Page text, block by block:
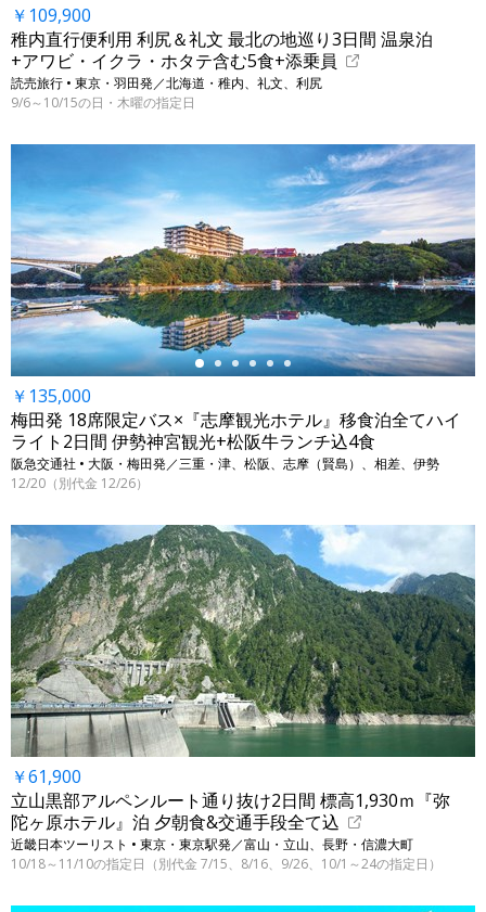
￥109,900
稚内直行便利用 利尻＆礼文 最北の地巡り3日間 温泉泊
+アワビ・イクラ・ホタテ含む5食+添乗員
読売旅行 • 東京・羽田発／北海道・稚内、礼文、利尻
9/6～10/15の日・木曜の指定日
←
￥135,000
梅田発 18席限定バス×『志摩観光ホテル』移食泊全てハイ
ライト2日間 伊勢神宮観光+松阪牛ランチ込4食
阪急交通社 • 大阪・梅田発／三重・津、松阪、志摩（賢島）、相差、伊勢
12/20（別代金 12/26）
￥61,900
立山黒部アルペンルート通り抜け2日間 標高1,930ｍ『弥
陀ヶ原ホテル』泊 夕朝食&交通手段全て込
近畿日本ツーリスト • 東京・東京駅発／富山・立山、長野・信濃大町
10/18～11/10の指定日（別代金 7/15、8/16、9/26、10/1～24の指定日）